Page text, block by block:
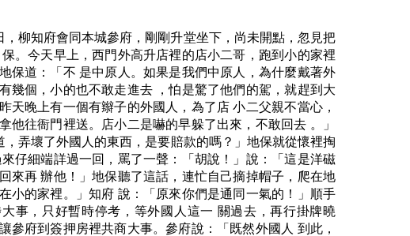
柳知府會同本城參府，剛剛升堂坐下，尚未開點，忽見把
。今天早上，西門外高升店裡的店小二哥，跑到小的家裡
保道：「不 是中原人。如果是我們中原人，為什麼戴著外
幾個，小的也不敢走進去 ，怕是驚了他們的駕，就趕到大
晚上有一個有辮子的外國人，為了店 小二父親不當心，
往衙門裡送。店小二是嚇的早躲了出來，不敢回去 。」
弄壞了外國人的東西，是要賠款的嗎？」地保就從懷裡掏
仔細端詳過一回，罵了一聲：「胡說！」說：「這是洋磁
來再 辦他！」地保聽了這話，連忙自己摘掉帽子，爬在地
小的家裡。」知府 說：「原來你們是通同一氣的！」順手
事，只好暫時停考，等外國人這一 關過去，再行掛牌曉
府到簽押房裡共商大事。參府說：「既然外國人 到此，